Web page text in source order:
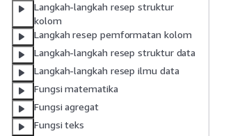
Langkah-langkah resep struktur
kolom
Langkah resep pemformatan kolom
Langkah-langkah resep struktur data
Langkah-langkah resep ilmu data
Fungsi matematika
Fungsi agregat
Fungsi teks